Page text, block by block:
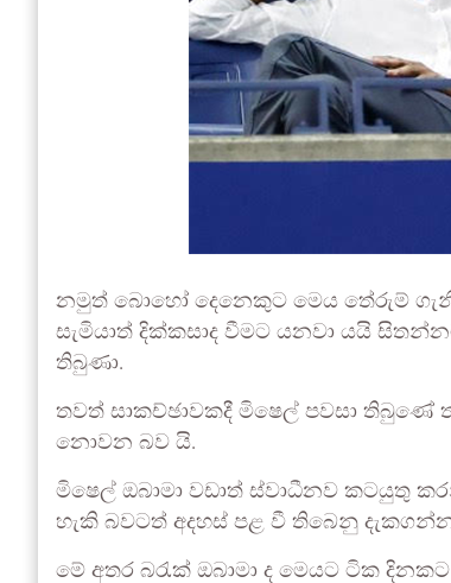
නමුත් බොහෝ දෙනෙකුට මෙය තේරුම්
සැමියාත් දික්කසාද වීමට යනවා යයි
තිබුණා.
තවත් සාකච්ඡාවකදී මිෂෙල් පවසා තිබුණේ
නොවන බව යි.
මිෂෙල් ඔබාමා වඩාත් ස්වාධීනව කටයුතු
හැකි බවටත් අදහස් පළ වී තිබෙනු
මේ අතර බරැක් ඔබාමා ද මෙයට ටික